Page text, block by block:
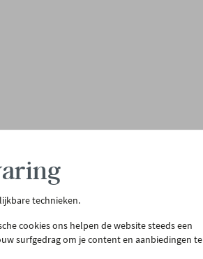
technieken.
cookies ons helpen de website steeds een
surfgedrag om je content en aanbiedingen te